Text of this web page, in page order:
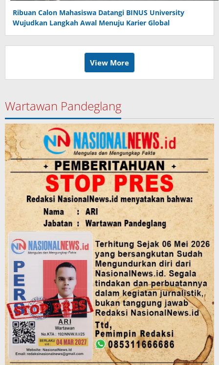
Ribuan Calon Mahasiswa Datangi BINUS University
Wujudkan Langkah Awal Menuju Karier Global
View More
Wartawan Pandeglang